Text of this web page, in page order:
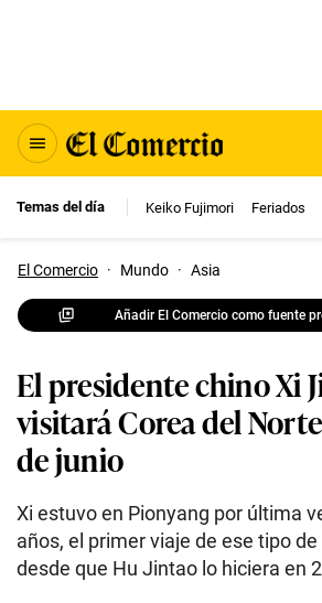
Temas del día Keiko Fujimori Feriados
El Comercio · Mundo · Asia
Añadir El Comercio como fuente
El presidente chino Xi
visitará Corea del
de junio
Xi estuvo en Pionyang por última
años, el primer viaje de ese tipo
desde que Hu Jintao lo hiciera en